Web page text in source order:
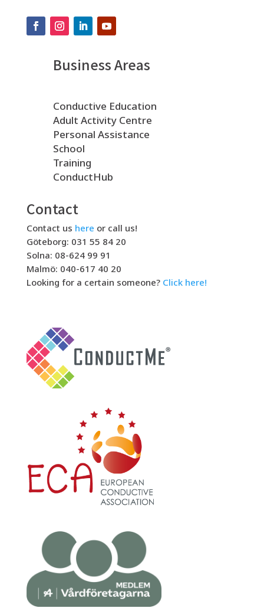
Business Areas
Conductive Education
Adult Activity Centre
Personal Assistance
School
Training
ConductHub
Contact
Contact us here or call us!
Göteborg: 031 55 84 20
Solna: 08-624 99 91
Malmö: 040-617 40 20
Looking for a certain someone? Click here!